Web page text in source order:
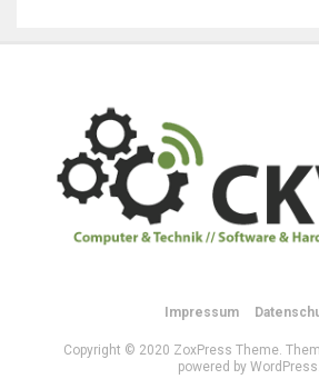
Impressum
Copyright © 2020 ZoxPress Theme.
powered by WordPress.